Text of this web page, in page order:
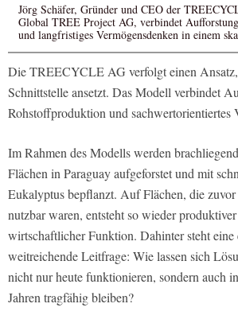
Jörg Schäfer, Gründer und CEO der
Global TREE Project AG, verbindet
und langfristiges Vermögensdenken in einem
Die TREECYCLE AG verfolgt einen Ansatz,
Schnittstelle ansetzt. Das Modell verbindet
Rohstoffproduktion und sachwertorientiertes
Im Rahmen des Modells werden
Flächen in Paraguay aufgeforstet und mit
Eukalyptus bepflanzt. Auf Flächen, die
nutzbar waren, entsteht so wieder
wirtschaftlicher Funktion. Dahinter steht eine
weitreichende Leitfrage: Wie lassen sich
nicht nur heute funktionieren, sondern auch
Jahren tragfähig bleiben?